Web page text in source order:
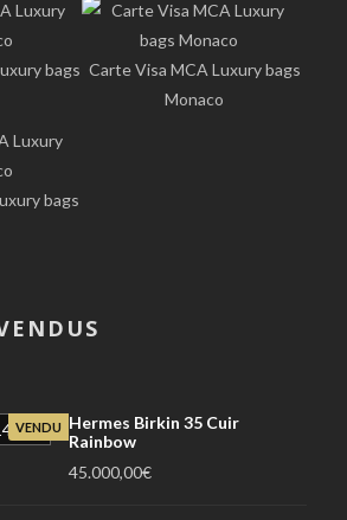
bags Carte Visa MCA Luxury bags
Monaco
bags
VENDU
Hermes Birkin 35 Cuir
Rainbow
45.000,00€